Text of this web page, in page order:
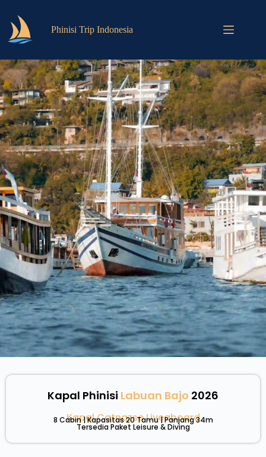
Phinisi Trip Indonesia
Kapal Phinisi Labuan Bajo 2026
Kapal Catnazse Liveaboard
8 Cabin | Kapasitas 20 Tamu | Panjang 34m
Tersedia Paket Leisure & Diving